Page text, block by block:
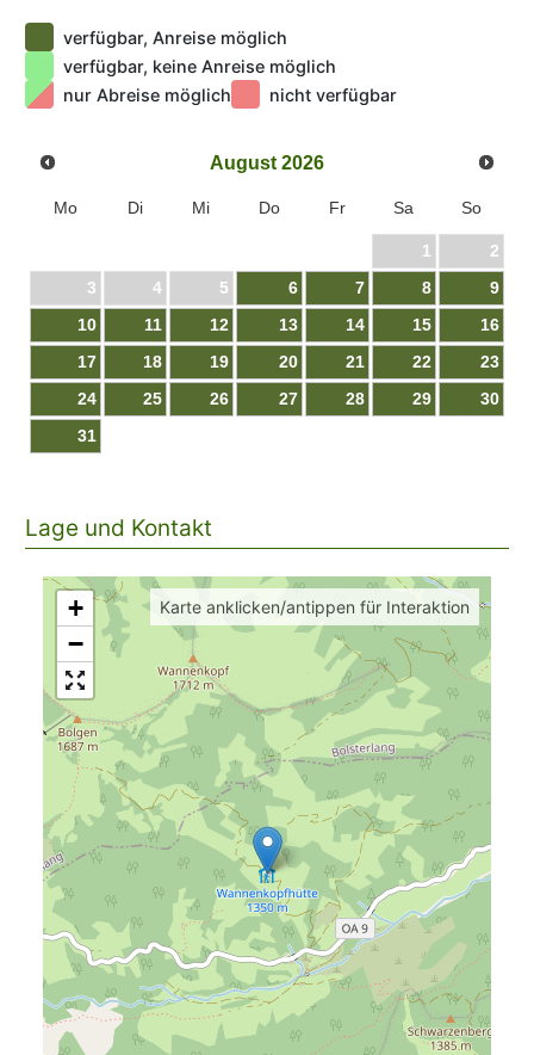
und Schwimmen. Das Allgäu bietet viele
Möglichkeiten. Wer es sportlicher mag, dem winken
tolle Sommertage bei einer Schlauchboottour auf der
Iller oder im Klettersteig. Entdecken Sie das Allgäu!
verfügbar, Anreise möglich
verfügbar, keine Anreise möglich
nur Abreise möglich
nicht verfügbar
August 2026
Mo Di Mi Do Fr Sa So
1
2
3
4 5 6 7 8
9
10
11 12 13 14 15
16
17
18 19 20 21 22
23
24
25 26 27 28 29
30
31
Lage und Kontakt
+
−
Karte anklicken/antippen für Interaktion